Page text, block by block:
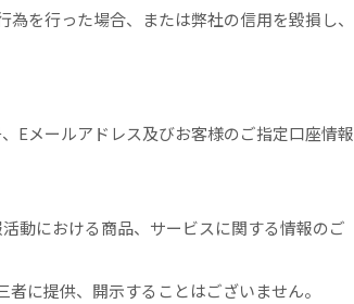
を行った場合、または弊社の信用を毀損し、
Eメールアドレス及びお客様のご指定口座情報
動における商品、サービスに関する情報のご
に提供、開示することはございません。